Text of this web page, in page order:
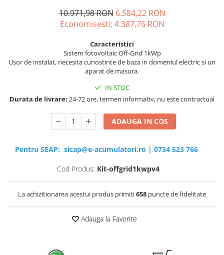
Sisteme de management (BMS)
Redresoare auto, moto, barci si
10.971,98 RON 6.584,22 RON
Economisesti: 4.387,76 RON
Caracteristici
Sistem fotovoltaic Off-Grid 1kWp
Usor de instalat, necesita cunostinte de baza in domeniul electric si un
aparat de masura.
IN STOC
Durata de livrare: 24-72 ore, termen informativ, nu este contractual
ADAUGA IN COS
Pentru SEAP: sicap@e-acumulatori.ro | 0734 523 766
Cod Produs: Kit-offgrid1kwpv4
La achizitionarea acestui produs primiti658 puncte de fidelitate
Adauga la Favorite